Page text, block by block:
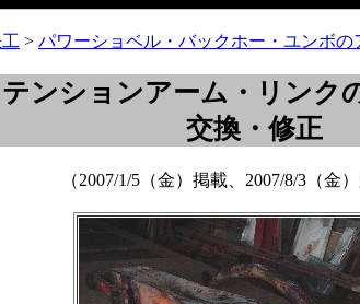
> パワーショベル・バックホー・ユンボの
ンションアーム・リンク
交換・修正
（2007/1/5（金）掲載、2007/8/3（金